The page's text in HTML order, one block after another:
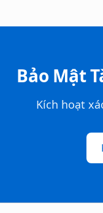
Bảo Mật
Kích hoạt